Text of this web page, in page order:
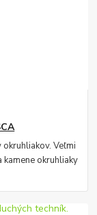
Veľmi
okruhliaky